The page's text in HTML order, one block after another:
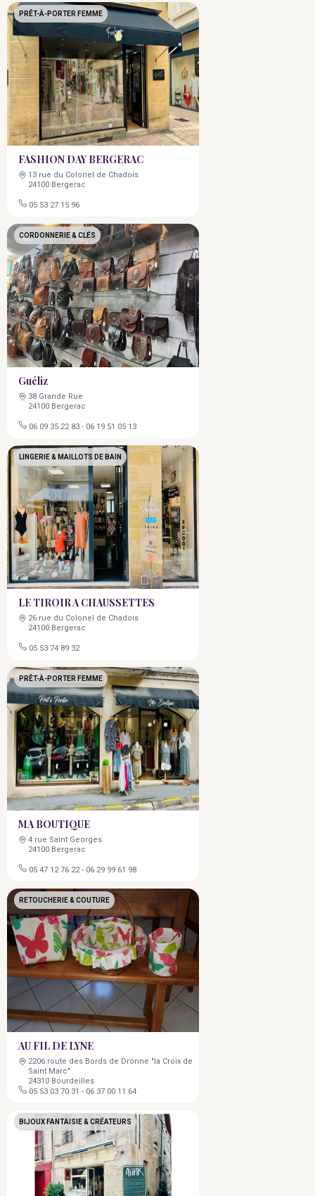
FASHION DAY BERGERAC
13 rue du Colonel de Chadois
24100 Bergerac
05 53 27 15 96
PRÊT-À-PORTER FEMME
Guéliz
38 Grande Rue
24100 Bergerac
06 09 35 22 83 - 06 19 51 05 13
CORDONNERIE & CLÉS
LE TIROIR A CHAUSSETTES
26 rue du Colonel de Chadois
24100 Bergerac
05 53 74 89 32
LINGERIE & MAILLOTS DE BAIN
MA BOUTIQUE
4 rue Saint Georges
24100 Bergerac
05 47 12 76 22- 06 29 99 61 98
PRÊT-À-PORTER FEMME
AU FIL DE LYNE
2206 route des Bords de Dronne "la Croix de
Saint Marc"
24310 Bourdeilles
05 53 03 70 31 - 06 37 00 11 64
RETOUCHERIE & COUTURE
BIJOUX FANTAISIE & CRÉATEURS